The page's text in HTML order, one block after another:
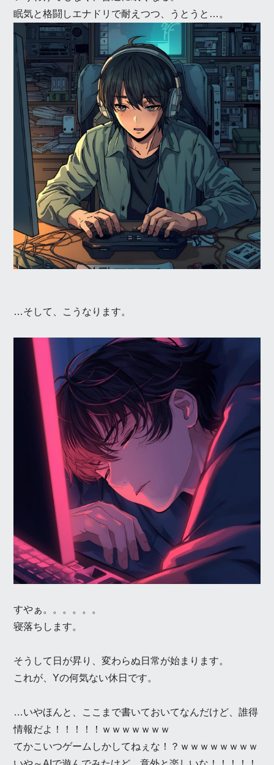
眠気と格闘しエナドリで耐えつつ、うとうと…。
…そして、こうなります。
すやぁ。。。。。。
寝落ちします。
そうして日が昇り、変わらぬ日常が始まります。
これが、Yの何気ない休日です。
…いやほんと、ここまで書いておいてなんだけど、誰得
情報だよ！！！！！ｗｗｗｗｗｗｗ
てかこいつゲームしかしてねぇな！？ｗｗｗｗｗｗｗｗ